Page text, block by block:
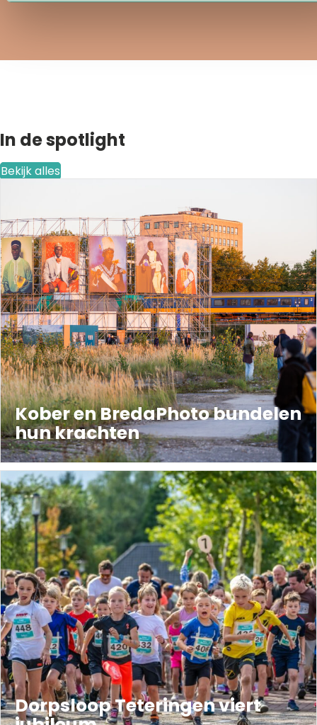
In de spotlight
Bekijk alles
Kober en BredaPhoto bundelen
hun krachten
Dorpsloop Teteringen viert